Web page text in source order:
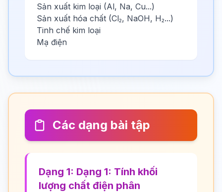
Sản xuất kim loại (Al, Na, Cu...)
Sản xuất hóa chất (Cl₂, NaOH, H₂...)
Tinh chế kim loại
Mạ điện
Các dạng bài tập
Dạng 1: Dạng 1: Tính khối
lượng chất điện phân